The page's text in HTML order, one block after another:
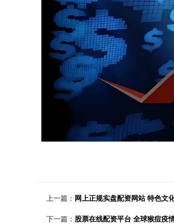
上一篇： 网上正规实盘配资网站 特色文
下一篇： 股票在线配资平台 全球猴痘疫